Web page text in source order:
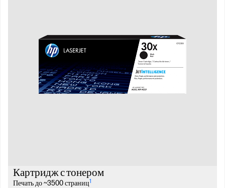
Картридж с тонером
Печать до ~3500 страниц1